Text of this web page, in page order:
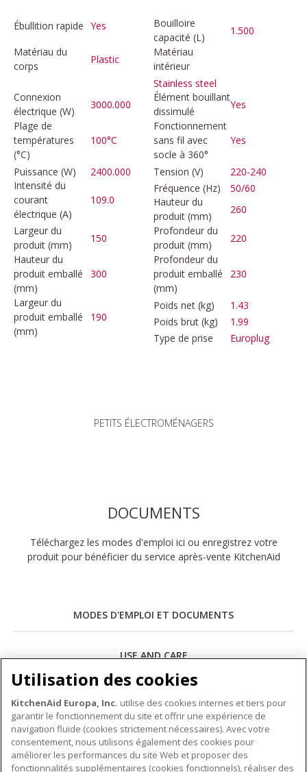
Ébullition rapide Yes
Bouilloire
capacité (L)
1.500
Matériau du
corps
Plastic
Matériau
intérieur
Stainless steel
Connexion
électrique (W)
3000.000
Élément bouillant
dissimulé
Yes
Plage de
températures
(°C)
100°C
Fonctionnement
sans fil avec
socle à 360°
Yes
Puissance (W) 2400.000 Tension (V)
220-240
Intensité du
courant
électrique (A)
109.0
Fréquence (Hz)
50/60
Hauteur du
produit (mm)
260
Largeur du
produit (mm)
150
Profondeur du
produit (mm)
220
Hauteur du
produit emballé
(mm)
300
Profondeur du
produit emballé
(mm)
230
Largeur du
produit emballé
(mm)
190
Poids net (kg)
1.43
Poids brut (kg)
1.99
Type de prise
Europlug
PETITS ÉLECTROMÉNAGERS
DOCUMENTS
Téléchargez les modes d'emploi ici ou enregistrez votre
produit pour bénéficier du service après-vente KitchenAid
MODES D'EMPLOI ET DOCUMENTS
USE AND CARE
Télécharger
Utilisation des cookies
KitchenAid Europa, Inc. utilise des cookies internes et tiers pour
garantir le fonctionnement du site et offrir une expérience de
navigation fluide (cookies strictement nécessaires). Avec votre
consentement, nous utilisons également des cookies pour
améliorer les performances du site Web et proposer des
fonctionnalités supplémentaires (cookies fonctionnels), réaliser des